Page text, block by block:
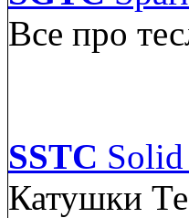
Все про
SSTC
Катушки